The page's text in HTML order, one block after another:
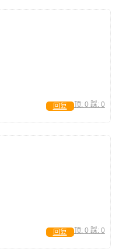
顶: 0 踩: 0
回复
顶: 0 踩: 0
回复